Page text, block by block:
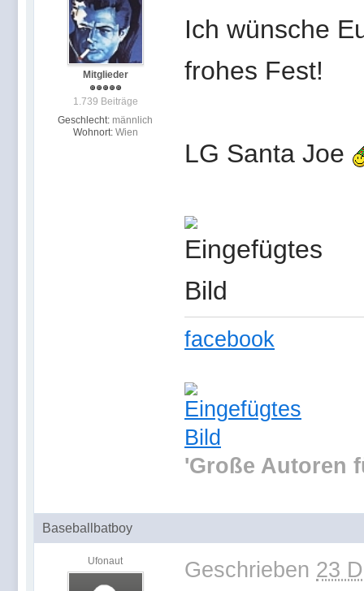
Mitglieder
1.739 Beiträge
Geschlecht: männlich
Wohnort: Wien
Ich wünsche
frohes Fest!
LG Santa Joe
facebook
'Große Autoren
Baseballbatboy
Ufonaut Geschrieben 23